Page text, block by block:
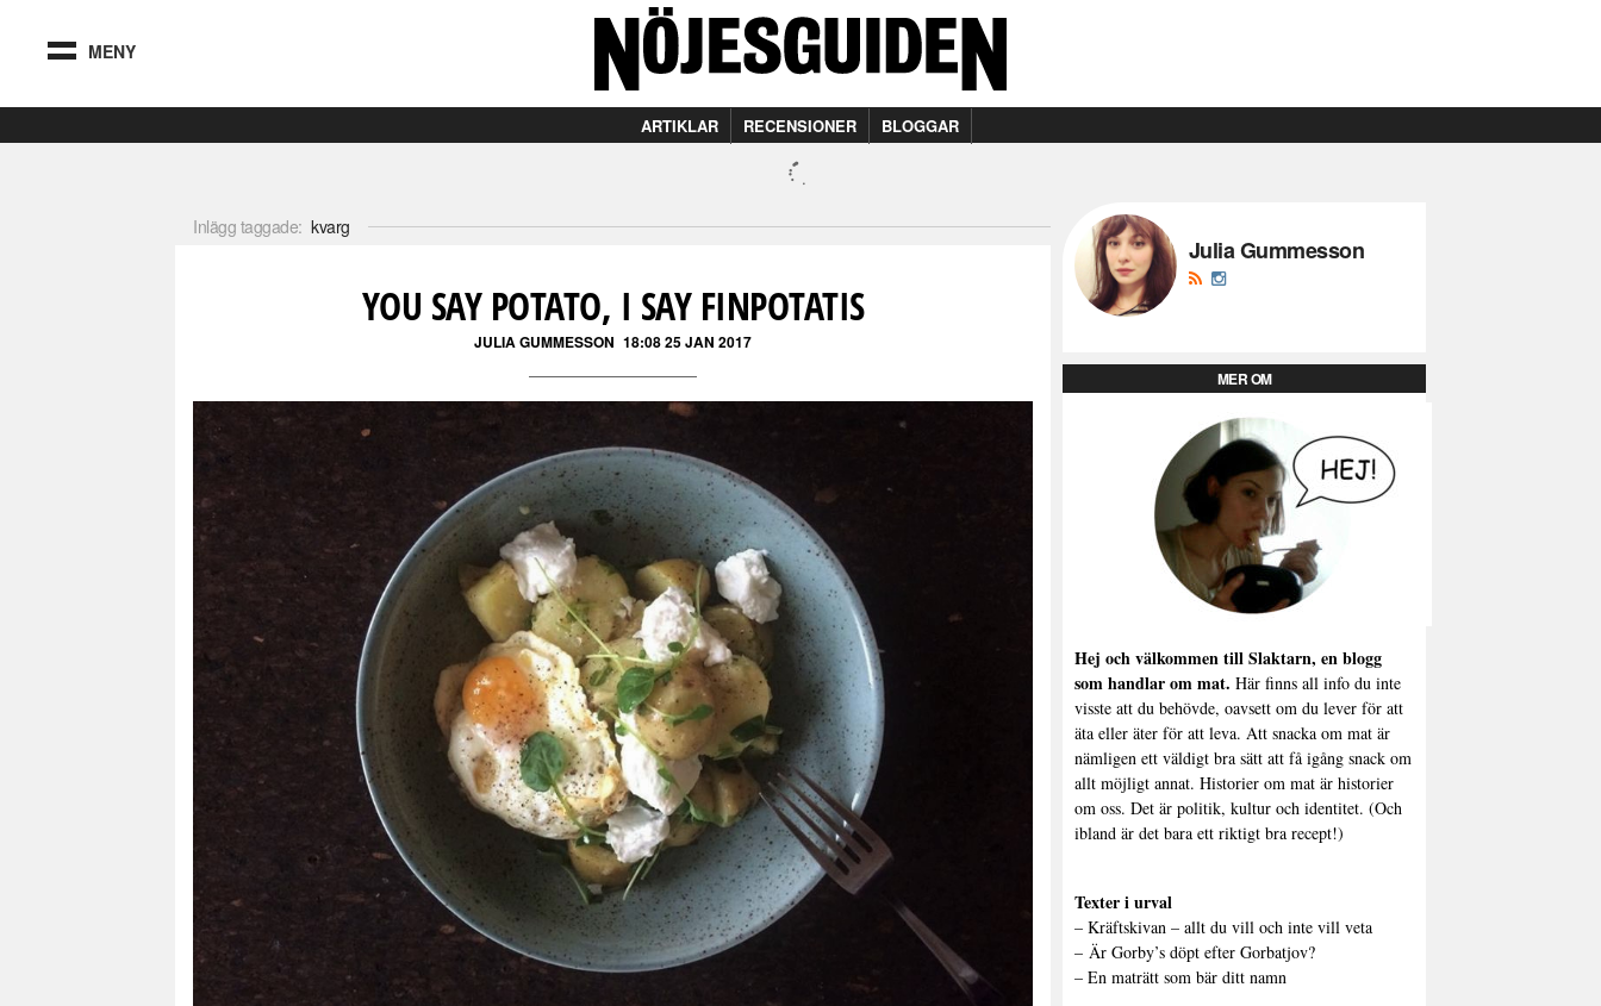
MENY
ARTIKLAR RECENSIONER BLOGGAR
Inlägg taggade: kvarg
YOU SAY POTATO, I SAY FINPOTATIS
JULIA GUMMESSON 18:08 25 JAN 2017
Julia Gummesson
MER OM
Hej och välkommen till Slaktarn, en blogg
som handlar om mat. Här finns all info du inte
visste att du behövde, oavsett om du lever för att
äta eller äter för att leva. Att snacka om mat är
nämligen ett väldigt bra sätt att få igång snack om
allt möjligt annat. Historier om mat är historier
om oss. Det är politik, kultur och identitet. (Och
ibland är det bara ett riktigt bra recept!)
Texter i urval
– Kräftskivan – allt du vill och inte vill veta
– Är Gorby’s döpt efter Gorbatjov?
– En maträtt som bär ditt namn